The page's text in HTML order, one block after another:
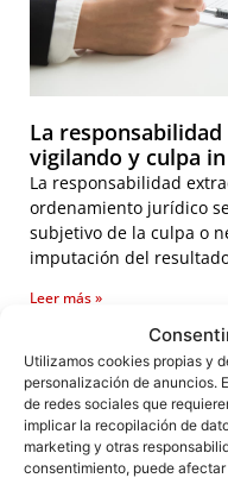
Utilizamos cookies propias y
personalización de anuncios.
de redes sociales que
implicar la recopilación de
marketing y otras
consentimiento, puede
La
vigilando y culpa
La responsabilidad
ordenamiento jurídico
subjetivo de la culpa o
imputación del
Leer más »